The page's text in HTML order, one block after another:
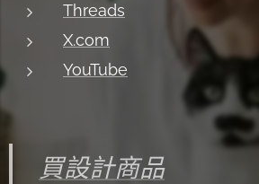
Threads
X.com
YouTube
買設計商品